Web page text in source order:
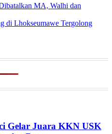
MA, Walhi dan
di Lhokseumawe Tergolong
Gelar Juara KKN USK